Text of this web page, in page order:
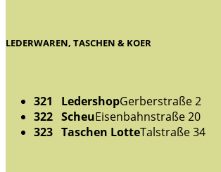
LEDERWAREN, TASCHEN & KOER
321 LedershopGerberstraße 2
322 ScheuEisenbahnstraße 20
323 Taschen LotteTalstraße 34